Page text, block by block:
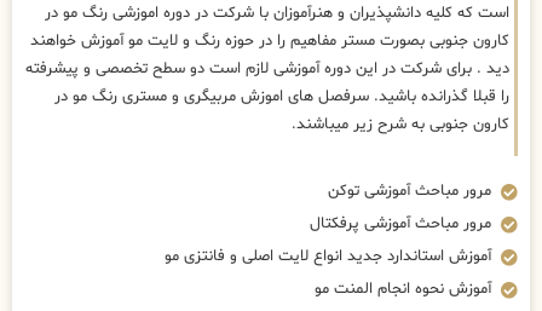
است که کلیه دانشپذیران و هنرآموزان با شرکت در دوره اموزشی رنگ مو در
کارون جنوبی بصورت مستر مفاهیم را در حوزه رنگ و لایت مو آموزش خواهند
دید . برای شرکت در این دوره آموزشی لازم است دو سطح تخصصی و پیشرفته
را قبلا گذرانده باشید. سرفصل های اموزش مربیگری و مستری رنگ مو در
کارون جنوبی به شرح زیر میباشند.
مرور مباحث آموزشی توکن
مرور مباحث آموزشی پرفکتال
آموزش استاندارد جدید انواع لایت اصلی و فانتزی مو
آموزش نحوه انجام المنت مو